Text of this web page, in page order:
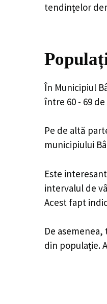
tendințelor
În Municipiul
între 60 - 69
Pe de altă
municipiului
Este
intervalul de
Acest fapt
De
din populație.